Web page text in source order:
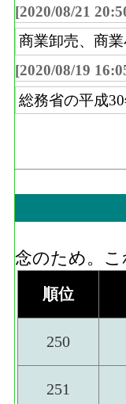
[2020/08/21
商業卸売、商
[2020/08/19
総務省の平成
念のため。
順位
250
251